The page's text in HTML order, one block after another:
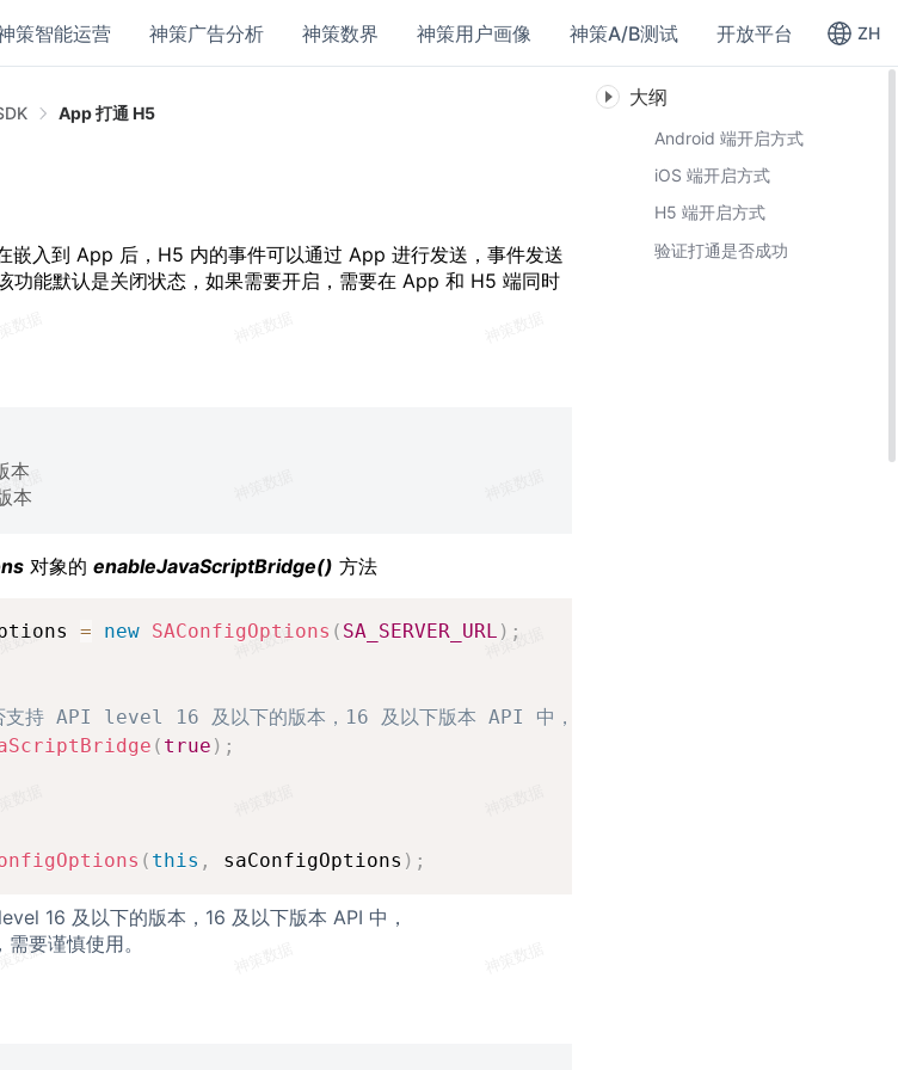
策智能运营 神策广告分析 神策数界 神策用户画像 神策A/B测试 开放平台 ZH
App 打通 H5
嵌入到 App 后，H5 内的事件可以通过 App 进行发送，事件发送
功能默认是关闭状态，如果需要开启，需要在 App 和 H5 端同时
本
本
对象的 enableJavaScriptBridge() 方法
= new SAConfigOptions ( SA_SERVER_URL ) ;
API level 16 及以下的版本，16 及以下版本 API 中，addJavascriptInterface 有安全
( true ) ;
( this , saConfigOptions ) ;
16 及以下的版本，16 及以下版本 API 中，
要谨慎使用。
大纲
Android 端开启方式
iOS 端开启方式
H5 端开启方式
验证打通是否成功